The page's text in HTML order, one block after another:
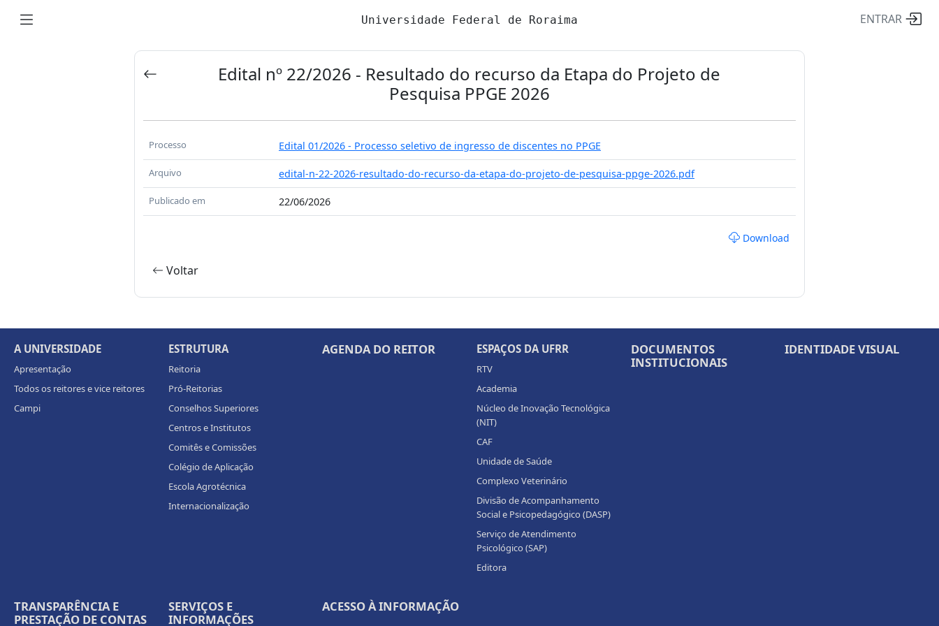
Universidade Federal de Roraima ENTRAR
Edital nº 22/2026 - Resultado do recurso da Etapa do Projeto de
Pesquisa PPGE 2026
Processo Edital 01/2026 - Processo seletivo de ingresso de discentes no PPGE
Arquivo edital-n-22-2026-resultado-do-recurso-da-etapa-do-projeto-de-pesquisa-ppge-2026.pdf
Publicado em 22/06/2026
Download
Voltar
A UNIVERSIDADE
Apresentação
Todos os reitores e vice reitores
Campi
ESTRUTURA
Reitoria
Pró-Reitorias
Conselhos Superiores
Centros e Institutos
Comitês e Comissões
Colégio de Aplicação
Escola Agrotécnica
Internacionalização
AGENDA DO REITOR ESPAÇOS DA UFRR
RTV
Academia
Núcleo de Inovação Tecnológica
(NIT)
CAF
Unidade de Saúde
Complexo Veterinário
Divisão de Acompanhamento
Social e Psicopedagógico (DASP)
Serviço de Atendimento
Psicológico (SAP)
Editora
DOCUMENTOS
INSTITUCIONAIS
IDENTIDADE VISUAL
TRANSPARÊNCIA E
PRESTAÇÃO DE CONTAS
SERVIÇOS E
INFORMAÇÕES
ACESSO À INFORMAÇÃO